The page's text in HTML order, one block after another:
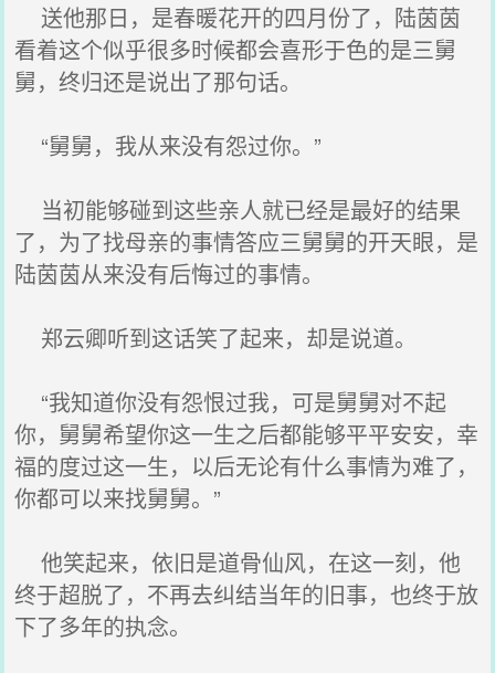
送他那日，是春暖花开的四月份了，陆茵茵
看着这个似乎很多时候都会喜形于色的是三舅
舅，终归还是说出了那句话。
“舅舅，我从来没有怨过你。”
当初能够碰到这些亲人就已经是最好的结果
了，为了找母亲的事情答应三舅舅的开天眼，是
陆茵茵从来没有后悔过的事情。
郑云卿听到这话笑了起来，却是说道。
“我知道你没有怨恨过我，可是舅舅对不起
你，舅舅希望你这一生之后都能够平平安安，幸
福的度过这一生，以后无论有什么事情为难了，
你都可以来找舅舅。”
他笑起来，依旧是道骨仙风，在这一刻，他
终于超脱了，不再去纠结当年的旧事，也终于放
下了多年的执念。